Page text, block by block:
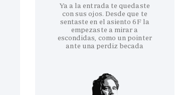
Ya a la entrada te quedaste
con sus ojos. Desde que te
sentaste en el asiento 6F la
empezaste a mirar a
escondidas, como un pointer
ante una perdiz becada